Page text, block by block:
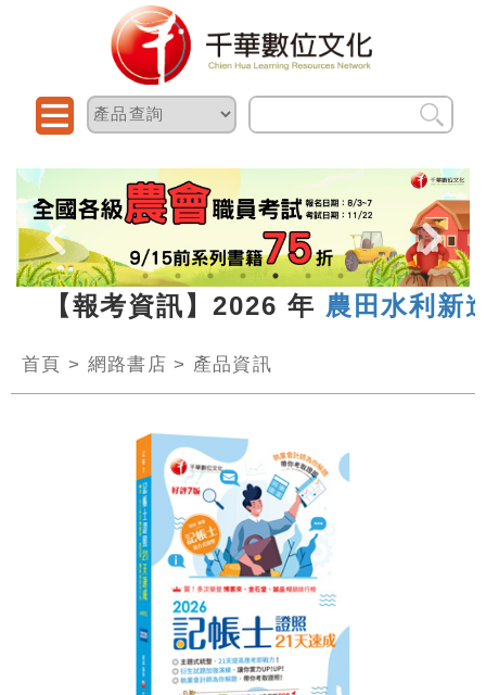
考資訊】2026 年農田水利新進人
首頁 > 網路書店 > 產品資訊